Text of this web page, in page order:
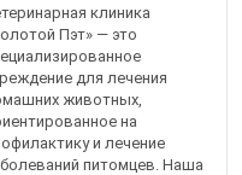
клиника
Пэт» — это
для лечения
животных,
на
и лечение
питомцев. Наша